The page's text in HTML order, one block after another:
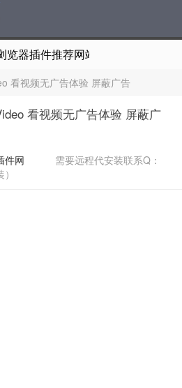
览器插件推荐网站，非Google
看视频无广告体验 屏蔽广告
看视频无广告体验 屏蔽广
件网
需要远程代安装联系Q：